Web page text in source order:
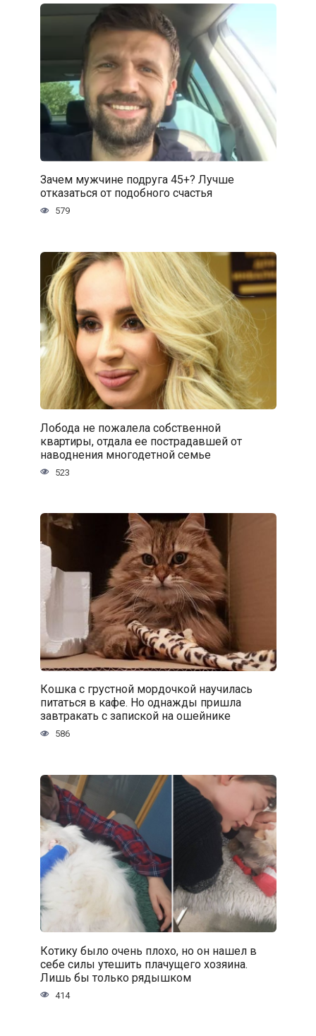
Зачем мужчине подруга 45+? Лучше
отказаться от подобного счастья
579
Лобода не пожалела собственной
квартиры, отдала ее пострадавшей от
наводнения многодетной семье
523
Кошка с грустной мордочкой научилась
питаться в кафе. Но однажды пришла
завтракать с запиской на ошейнике
586
Котику было очень плохо, но он нашел в
себе силы утешить плачущего хозяина.
Лишь бы только рядышком
414